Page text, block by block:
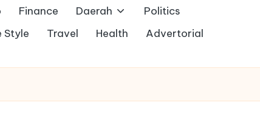
Finance Daerah
Politics
Style Travel Health
Advertorial